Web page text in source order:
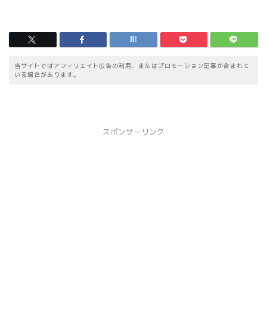
当サイトではアフィリエイト広告の利用、またはプロモーション記事が含まれて
いる場合があります。
スポンサーリンク